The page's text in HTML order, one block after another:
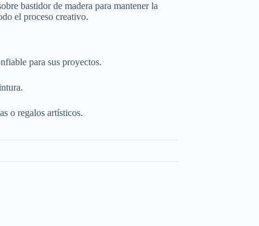
bastidor de madera para mantener la
el proceso creativo.
para sus proyectos.
o regalos artísticos.